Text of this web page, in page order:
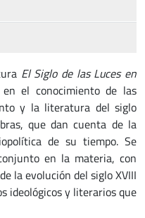
El Siglo de las Luces en
el conocimiento de las
y la literatura del siglo
que dan cuenta de la
de su tiempo. Se
en la materia, con
la evolución del siglo XVIII
ideológicos y literarios que